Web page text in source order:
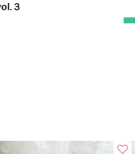
３